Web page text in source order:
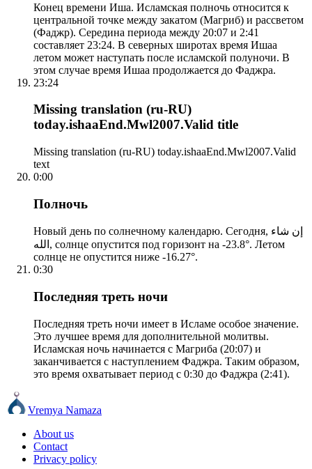
Конец времени Иша. Исламская полночь относится к
центральной точке между закатом (Магриб) и рассветом
(Фаджр). Середина периода между 20:07 и 2:41
составляет 23:24. В северных широтах время Ишаа
летом может наступать после исламской полуночи. В
этом случае время Ишаа продолжается до Фаджра.
23:24
Missing translation (ru-RU)
today.ishaaEnd.Mwl2007.Valid title
Missing translation (ru-RU) today.ishaaEnd.Mwl2007.Valid
text
0:00
Полночь
Новый день по солнечному календарю. Сегодня, إن شاء
الله, солнце опустится под горизонт на -23.8°. Летом
солнце не опустится ниже -16.27°.
0:30
Последняя треть ночи
Последняя треть ночи имеет в Исламе особое значение.
Это лучшее время для дополнительной молитвы.
Исламская ночь начинается с Магриба (20:07) и
заканчивается с наступлением Фаджра. Таким образом,
это время охватывает период с 0:30 до Фаджра (2:41).
Vremya Namaza
About us
Contact
Privacy policy